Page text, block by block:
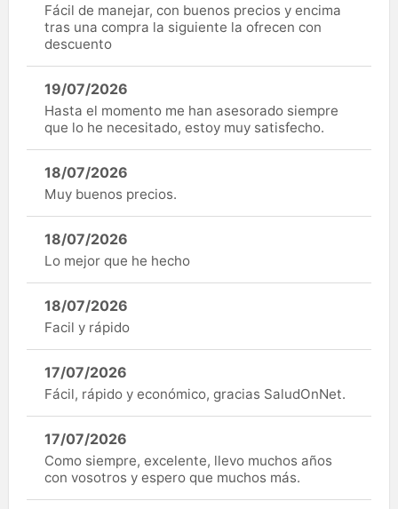
Fácil de manejar, con buenos precios y encima
tras una compra la siguiente la ofrecen con
descuento
19/07/2026
Hasta el momento me han asesorado siempre
que lo he necesitado, estoy muy satisfecho.
18/07/2026
Muy buenos precios.
18/07/2026
Lo mejor que he hecho
18/07/2026
Facil y rápido
17/07/2026
Fácil, rápido y económico, gracias SaludOnNet.
17/07/2026
Como siempre, excelente, llevo muchos años
con vosotros y espero que muchos más.